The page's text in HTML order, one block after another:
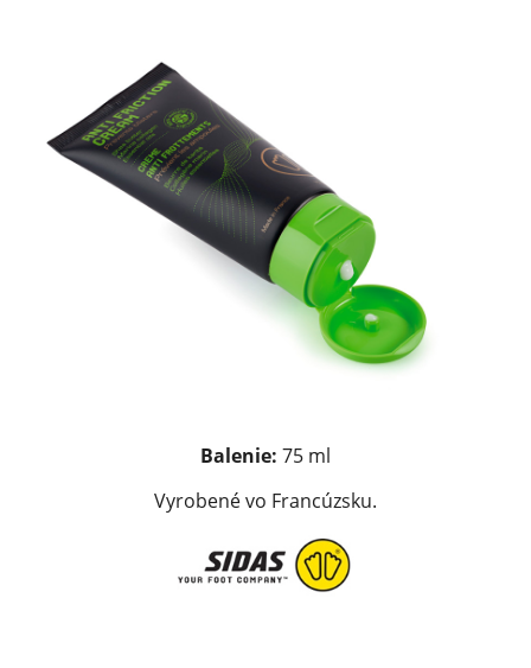
Balenie: 75 ml
Vyrobené vo Francúzsku.